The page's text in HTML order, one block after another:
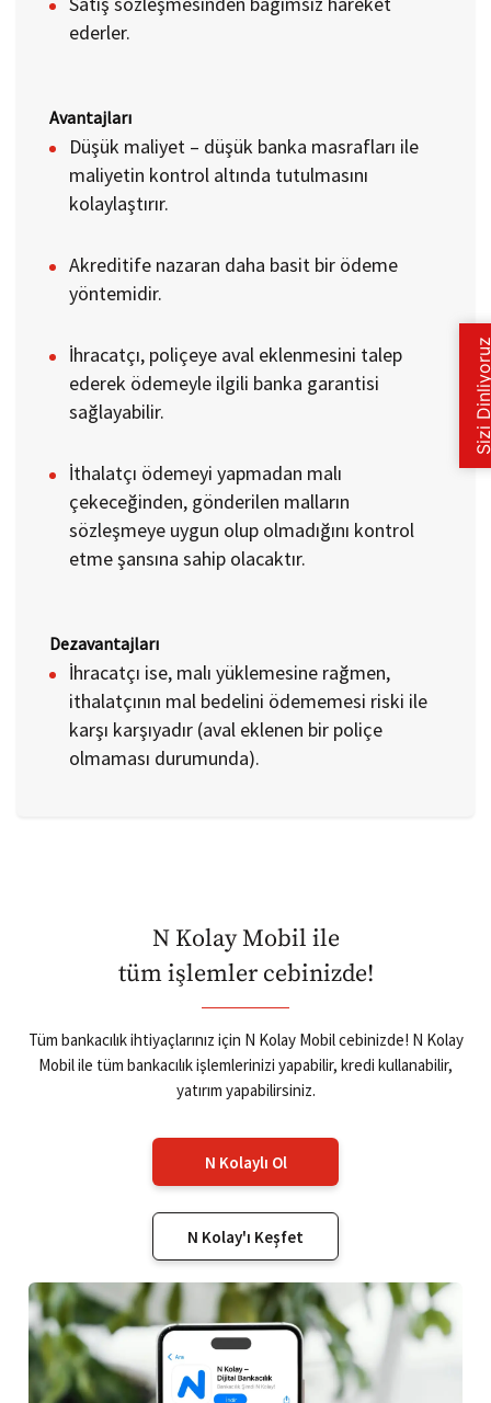
ederler.
Avantajları
Düşük maliyet – düşük banka masrafları ile
maliyetin kontrol altında tutulmasını
kolaylaştırır.
Akreditife nazaran daha basit bir ödeme
yöntemidir.
İhracatçı, poliçeye aval eklenmesini talep
ederek ödemeyle ilgili banka garantisi
sağlayabilir.
İthalatçı ödemeyi yapmadan malı
çekeceğinden, gönderilen malların
sözleşmeye uygun olup olmadığını kontrol
etme şansına sahip olacaktır.
Dezavantajları
İhracatçı ise, malı yüklemesine rağmen,
ithalatçının mal bedelini ödememesi riski ile
karşı karşıyadır (aval eklenen bir poliçe
olmaması durumunda).
N Kolay Mobil ile
tüm işlemler cebinizde!
Tüm bankacılık ihtiyaçlarınız için N Kolay Mobil cebinizde! N Kolay
Mobil ile tüm bankacılık işlemlerinizi yapabilir, kredi kullanabilir,
yatırım yapabilirsiniz.
N Kolaylı Ol
N Kolay'ı Keşfet